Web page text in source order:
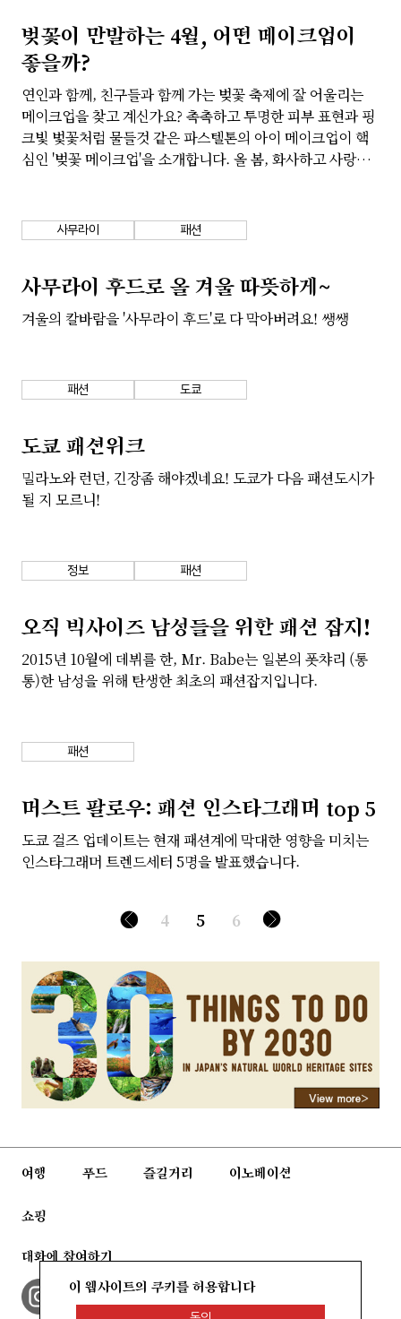
벚꽃이 만발하는 4월, 어떤 메이크업이
좋을까?
연인과 함께, 친구들과 함께 가는 벚꽃 축제에 잘 어울리는
메이크업을 찾고 계신가요? 촉촉하고 투명한 피부 표현과 핑
크빛 벛꽃처럼 물들것 같은 파스텔톤의 아이 메이크업이 핵
심인 '벚꽃 메이크업'을 소개합니다. 올 봄, 화사하고 사랑스
사무라이 패션
사무라이 후드로 올 겨울 따뜻하게~
겨울의 칼바람을 '사무라이 후드'로 다 막아버려요! 쌩쌩
패션 도쿄
도쿄 패션위크
밀라노와 런던, 긴장좀 해야겠네요! 도쿄가 다음 패션도시가
될 지 모르니!
정보 패션
오직 빅사이즈 남성들을 위한 패션 잡지!
2015년 10월에 데뷔를 한, Mr. Babe는 일본의 폿챠리 (통
통)한 남성을 위해 탄생한 최초의 패션잡지입니다.
패션
머스트 팔로우: 패션 인스타그래머 top 5
도쿄 걸즈 업데이트는 현재 패션계에 막대한 영향을 미치는
인스타그래머 트렌드세터 5명을 발표했습니다.
4 5 6
여행 푸드 즐길거리 이노베이션
쇼핑
대화에 참여하기
이 웹사이트의 쿠키를 허용합니다